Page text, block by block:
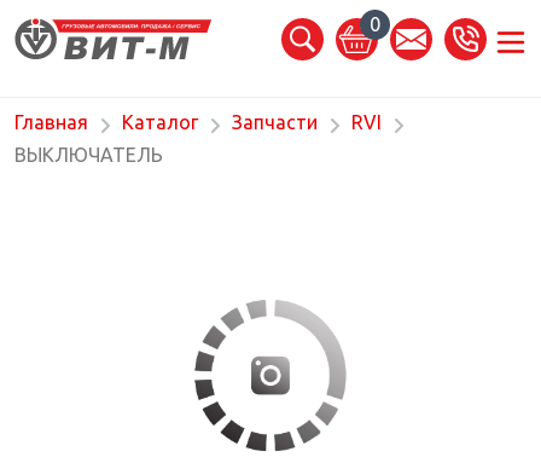
0
Главная Каталог Запчасти
RVI
ВЫКЛЮЧАТЕЛЬ